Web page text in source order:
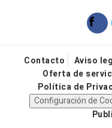
Contacto Aviso
Oferta de
Política de
Configuración de